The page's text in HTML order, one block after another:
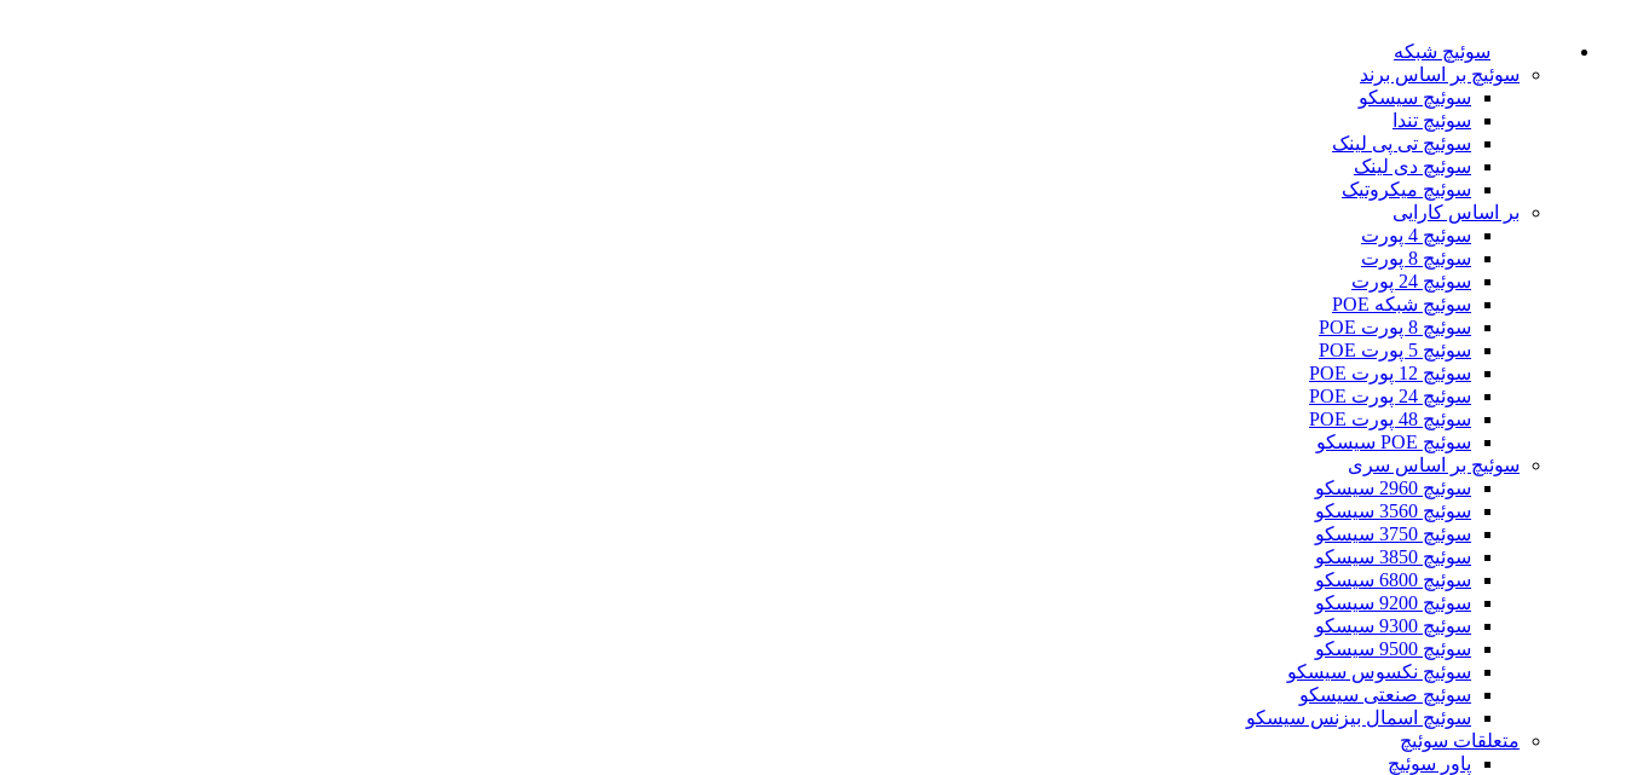
سوئیچ شبکه
سوئیچ بر اساس برند
سوئیچ سیسکو
سوئیچ تندا
سوئیچ تی پی لینک
سوئیچ دی لینک
سوئیچ میکروتیک
بر اساس کارایی
سوئیچ 4 پورت
سوئیچ 8 پورت
سوئیچ 24 پورت
سوئیچ شبکه POE
سوئیچ 8 پورت POE
سوئیچ 5 پورت POE
سوئیچ 12 پورت POE
سوئیچ 24 پورت POE
سوئیچ 48 پورت POE
سوئیچ POE سیسکو
سوئیچ بر اساس سری
سوئیچ 2960 سیسکو
سوئیچ 3560 سیسکو
سوئیچ 3750 سیسکو
سوئیچ 3850 سیسکو
سوئیچ 6800 سیسکو
سوئیچ 9200 سیسکو
سوئیچ 9300 سیسکو
سوئیچ 9500 سیسکو
سوئیچ نکسوس سیسکو
سوئیچ صنعتی سیسکو
سوئیچ اسمال بیزنس سیسکو
متعلقات سوئیچ
پاور سوئیچ